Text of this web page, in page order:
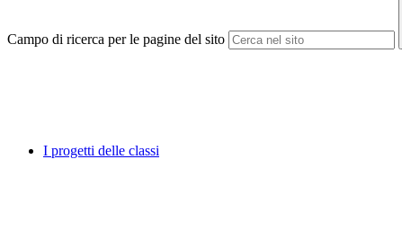
Campo di ricerca per le pagine del sito
I progetti delle classi